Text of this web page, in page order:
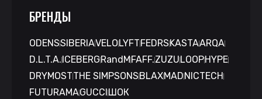
БРЕНДЫ
ODENSSIBERIAVELO LYFT FEDRS KASTAARQA
D.L.T.A. ICEBERG RandM FAFF.ZUZU LOOPHYPE
DRYMOSTTHE SIMPSONS BLAXMAD NICTECH
FUTURAMAGUCCI ШОК